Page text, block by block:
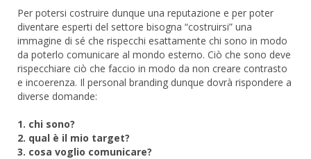
Per potersi costruire dunque una reputazione e per poter
diventare esperti del settore bisogna “costruirsi” una
immagine di sé che rispecchi esattamente chi sono in modo
da poterlo comunicare al mondo esterno. Ciò che sono deve
rispecchiare ciò che faccio in modo da non creare contrasto
e incoerenza. Il personal branding dunque dovrà rispondere a
diverse domande:
1. chi sono?
2. qual è il mio target?
3. cosa voglio comunicare?